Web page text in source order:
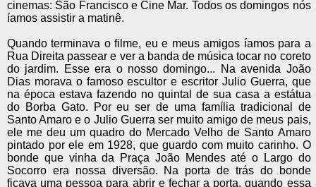
cinemas: São Francisco e Cine Mar. Todos os domingos nós
íamos assistir a matinê.
Quando terminava o filme, eu e meus amigos íamos para a
Rua Direita passear e ver a banda de música tocar no coreto
do jardim. Esse era o nosso domingo... Na avenida João
Dias morava o famoso escultor e escritor Julio Guerra, que
na época estava fazendo no quintal de sua casa a estátua
do Borba Gato. Por eu ser de uma família tradicional de
Santo Amaro e o Julio Guerra ser muito amigo de meus pais,
ele me deu um quadro do Mercado Velho de Santo Amaro
pintado por ele em 1928, que guardo com muito carinho. O
bonde que vinha da Praça João Mendes até o Largo do
Socorro era nossa diversão. Na porta de trás do bonde
ficava uma pessoa para abrir e fechar a porta, quando essa